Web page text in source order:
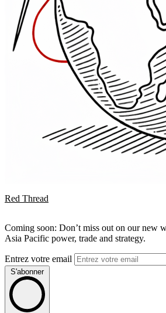
Red Thread
Coming soon: Don’t miss out on our new
Asia Pacific power, trade and strategy.
Entrez votre email
S'abonner